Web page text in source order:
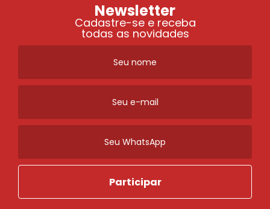
Newsletter
Cadastre-se e receba
todas as novidades